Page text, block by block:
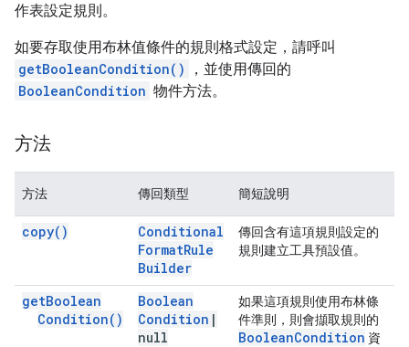
作表設定規則。
如要存取使用布林值條件的規則格式設定，請呼叫
getBooleanCondition()
，並使用傳回的
BooleanCondition 物件方法。
方法
方法 傳回類型 簡短說明
copy( )
Conditional
FormatRule
Builder
傳回含有這項規則設定的
規則建立工具預設值。
getBoolean
Condition( )
Boolean
Condition |
null
如果這項規則使用布林條
件準則，則會擷取規則的
BooleanCondition 資